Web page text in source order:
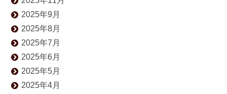
2025年9月
2025年8月
2025年7月
2025年6月
2025年5月
2025年4月